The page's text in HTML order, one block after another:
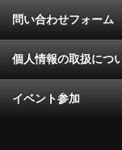
問い合わせフォーム
個人情報の取扱につ
イベント参加